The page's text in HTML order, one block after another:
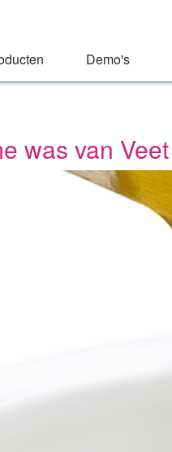
Demo's
was van Veet